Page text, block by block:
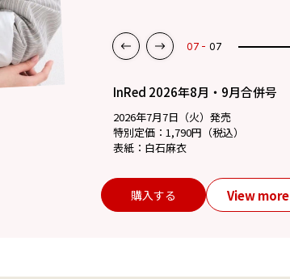
07 07
InRed 2026年8月・9月合併号
2026年7月7日（火）発売
特別定価：1,790円（税込）
表紙：白石麻衣
購入する View more